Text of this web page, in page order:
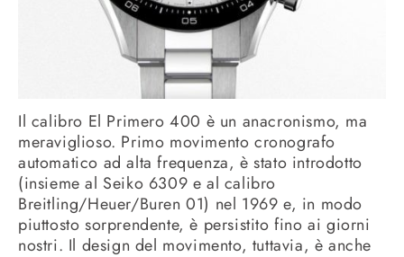
Il calibro El Primero 400 è un anacronismo, ma
meraviglioso. Primo movimento cronografo
automatico ad alta frequenza, è stato introdotto
(insieme al Seiko 6309 e al calibro
Breitling/Heuer/Buren 01) nel 1969 e, in modo
piuttosto sorprendente, è persistito fino ai giorni
nostri. Il design del movimento, tuttavia, è anche